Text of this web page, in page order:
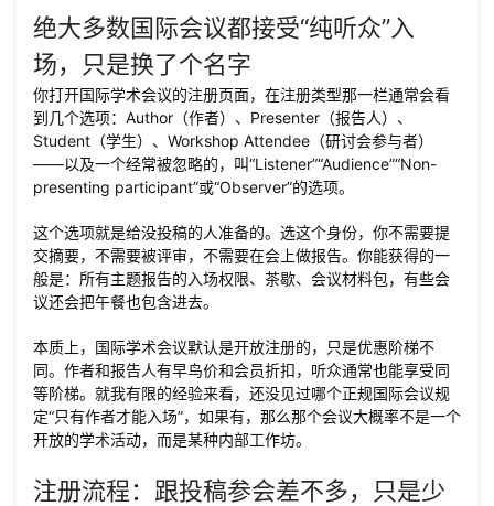
绝大多数国际会议都接受“纯听众”入
场，只是换了个名字
你打开国际学术会议的注册页面，在注册类型那一栏通常会看
到几个选项：Author（作者）、Presenter（报告人）、
Student（学生）、Workshop Attendee（研讨会参与者）
——以及一个经常被忽略的，叫“Listener”“Audience”“Non-
presenting participant”或“Observer”的选项。
这个选项就是给没投稿的人准备的。选这个身份，你不需要提
交摘要，不需要被评审，不需要在会上做报告。你能获得的一
般是：所有主题报告的入场权限、茶歇、会议材料包，有些会
议还会把午餐也包含进去。
本质上，国际学术会议默认是开放注册的，只是优惠阶梯不
同。作者和报告人有早鸟价和会员折扣，听众通常也能享受同
等阶梯。就我有限的经验来看，还没见过哪个正规国际会议规
定“只有作者才能入场”，如果有，那么那个会议大概率不是一个
开放的学术活动，而是某种内部工作坊。
注册流程：跟投稿参会差不多，只是少